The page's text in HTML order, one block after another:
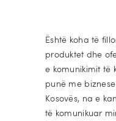
Është koha të
produktet dhe
e komunikimit të
punë me
Kosovës, na e
të komunikuar